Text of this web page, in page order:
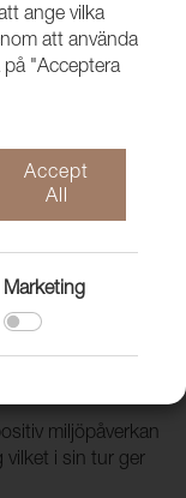
miljöpåverkan
vilket i sin tur ger
ange vilka
att använda
på "Acceptera
Accept
All
Marketing